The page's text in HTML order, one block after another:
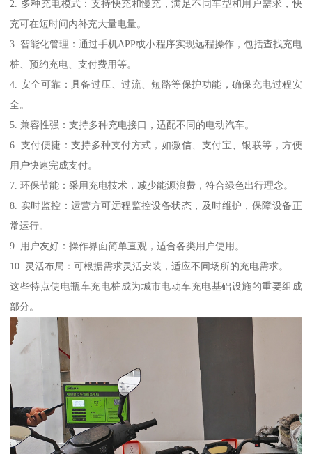
2. 多种充电模式：支持快充和慢充，满足不同车型和用户需求，快
充可在短时间内补充大量电量。
3. 智能化管理：通过手机APP或小程序实现远程操作，包括查找充电
桩、预约充电、支付费用等。
4. 安全可靠：具备过压、过流、短路等保护功能，确保充电过程安
全。
5. 兼容性强：支持多种充电接口，适配不同的电动汽车。
6. 支付便捷：支持多种支付方式，如微信、支付宝、银联等，方便
用户快速完成支付。
7. 环保节能：采用充电技术，减少能源浪费，符合绿色出行理念。
8. 实时监控：运营方可远程监控设备状态，及时维护，保障设备正
常运行。
9. 用户友好：操作界面简单直观，适合各类用户使用。
10. 灵活布局：可根据需求灵活安装，适应不同场所的充电需求。
这些特点使电瓶车充电桩成为城市电动车充电基础设施的重要组成
部分。